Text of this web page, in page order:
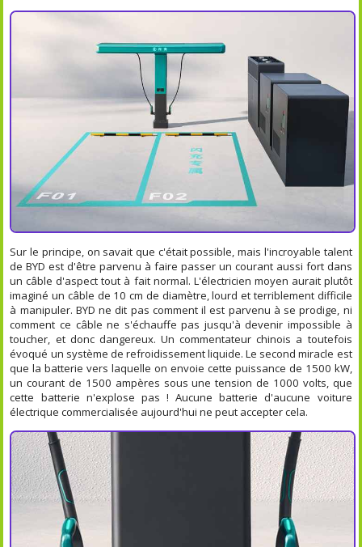
Sur le principe, on savait que c'était possible, mais l'incroyable talent
de BYD est d'être parvenu à faire passer un courant aussi fort dans
un câble d'aspect tout à fait normal. L'électricien moyen aurait plutôt
imaginé un câble de 10 cm de diamètre, lourd et terriblement difficile
à manipuler. BYD ne dit pas comment il est parvenu à se prodige, ni
comment ce câble ne s'échauffe pas jusqu'à devenir impossible à
toucher, et donc dangereux. Un commentateur chinois a toutefois
évoqué un système de refroidissement liquide. Le second miracle est
que la batterie vers laquelle on envoie cette puissance de 1500 kW,
un courant de 1500 ampères sous une tension de 1000 volts, que
cette batterie n'explose pas ! Aucune batterie d'aucune voiture
électrique commercialisée aujourd'hui ne peut accepter cela.